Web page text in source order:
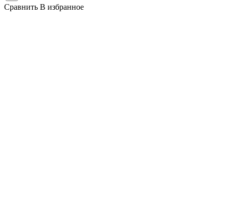
Сравнить В избранное